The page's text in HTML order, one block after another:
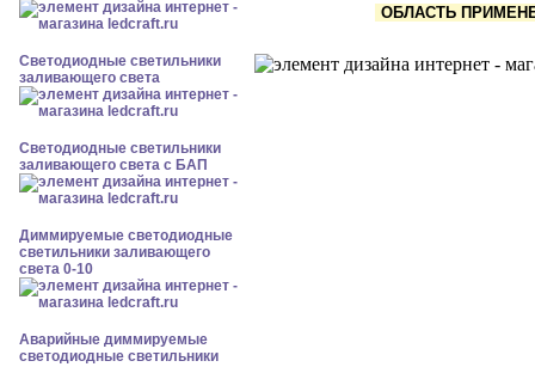
Светодиодные светильники
заливающего света
Светодиодные светильники
заливающего света с БАП
Диммируемые светодиодные
светильники заливающего
света 0-10
Аварийные диммируемые
светодиодные светильники
ОБЛАСТЬ